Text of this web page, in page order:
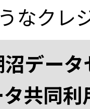
なクレ
沼デー
共同